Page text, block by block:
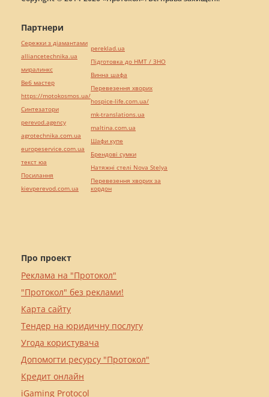
Про проект
Реклама на "Протокол"
"Протокол" без реклами!
Карта сайту
Тендер на юридичну послугу
Угода користувача
Допомогти ресурсу "Протокол"
Кредит онлайн
iGaming Protocol
Партнери
Сережки з діамантами
alliancetechnika.ua
миралинкс
Веб мастер
https://motokosmos.ua/
Синтезатори
perevod.agency
agrotechnika.com.ua
europeservice.com.ua
текст юа
Посилання
kievperevod.com.ua
pereklad.ua
Підготовка до НМТ / ЗНО
Винна шафа
Перевезення хворих
hospice-life.com.ua/
mk-translations.ua
maltina.com.ua
Шафи купе
Брендові сумки
Натяжні стелі Nova Stelya
Перевезення хворих за
кордон